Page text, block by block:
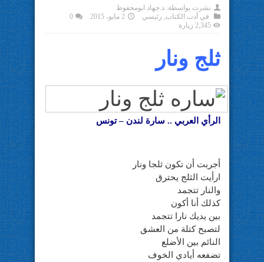
نشرت بواسطة: د.جهاد ابومحفوظ
في أدب الكتاب, رئيسي 2 مايو، 2015
0
2,345 زيارة
ثلج ونار
الرأي العربي .. سارة لندن – تونس
أجربت أن تكون ثلجا ونار
ارأيت الثلج يحترق
والنار تتجمد
كذلك أنا أكون
بين يديك نارا تتجمد
لتصبح كتلة من العشق
النائم بين الأضلع
تضفعه أيادي الخوف